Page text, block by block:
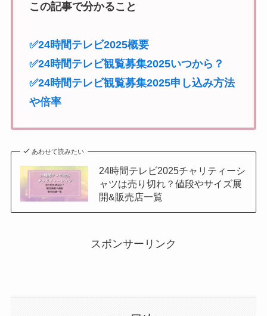
この記事で分かること
✅24時間テレビ2025概要
✅24時間テレビ観覧募集2025いつから？
✅24時間テレビ観覧募集2025申し込み方法
や倍率
あわせて読みたい
24時間テレビ2025チャリティーシ
ャツは売り切れ？値段やサイズ展
開&販売店一覧
スポンサーリンク